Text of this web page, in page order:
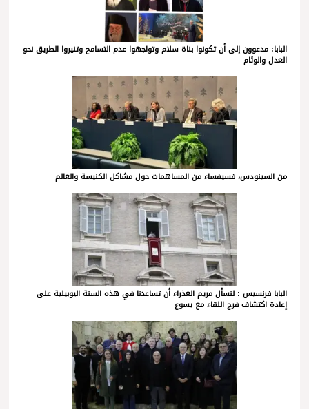
البابا: مدعوون إلى أن تكونوا بناة سلام وتواجهوا عدم التسامح وتنيروا الطريق نحو
العدل والوئام
من السينودس، فسيفساء من المساهمات حول مشاكل الكنيسة والعالم
البابا فرنسيس : لنسأل مريم العذراء أن تساعدنا في هذه السنة اليوبيلية على
إعادة اكتشاف فرح اللقاء مع يسوع